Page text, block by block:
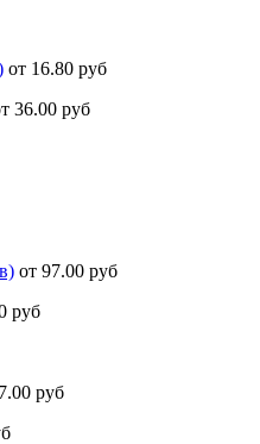
от 16.80 руб
36.00 руб
от 97.00 руб
руб
руб